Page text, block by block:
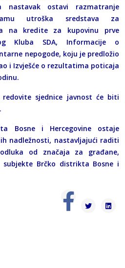
nastavak ostavi razmatranje
utroška sredstava za
na kredite za kupovinu prve
Kluba SDA, Informacije o
nepogode, koju je predložio
i Izvješće o rezultatima poticaja
sjednice javnost će biti
Bosne i Hercegovine ostaje
nadležnosti, nastavljajući raditi
od značaja za građane,
Brčko distrikta Bosne i